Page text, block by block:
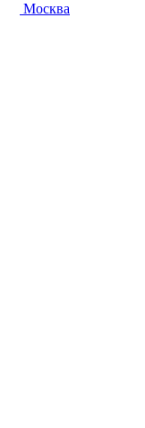
Москва